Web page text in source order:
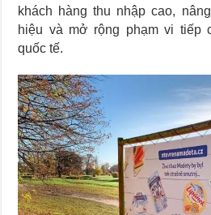
khách hàng thu nhập cao,
hiệu và mở rộng phạm vi tiếp
quốc tế.